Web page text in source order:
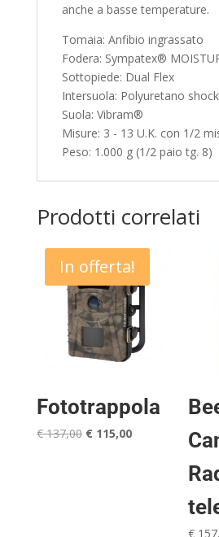
anche a basse temperature.
Tomaia: Anfibio ingrassato
Fodera: Sympatex®
Sottopiede: Dual Flex
Intersuola: Polyuretano
Suola: Vibram®
Misure: 3 - 13 U.K. con 1/2
Peso: 1.000 g (1/2 paio tg. 8)
Prodotti correlati
In offerta!
Fototrappola
€137,00 Il
€115,00Il
€